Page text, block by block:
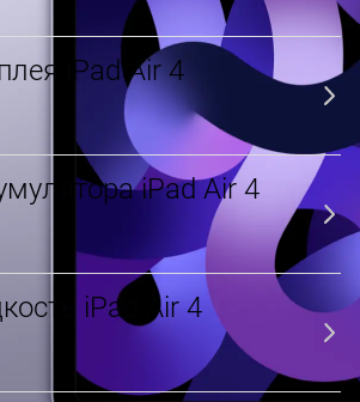
iPad Air 4
iPad Air 4
iPad Air 4